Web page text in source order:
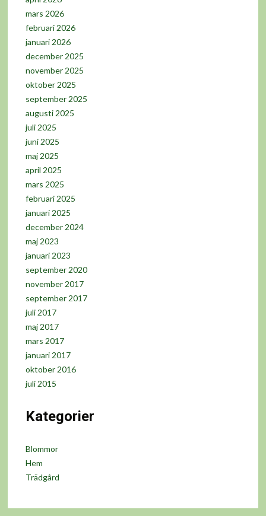
mars 2026
februari 2026
januari 2026
december 2025
november 2025
oktober 2025
september 2025
augusti 2025
juli 2025
juni 2025
maj 2025
april 2025
mars 2025
februari 2025
januari 2025
december 2024
maj 2023
januari 2023
september 2020
november 2017
september 2017
juli 2017
maj 2017
mars 2017
januari 2017
oktober 2016
juli 2015
Kategorier
Blommor
Hem
Trädgård